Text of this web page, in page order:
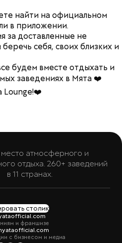
найти на официальном
в приложении.
за доставленные не
себя, своих близких и
будем вместе отдыхать и
заведениях в Мята ❤️
Lounge!❤️
атмосферного и
отдыха. 260+ заведений
в 11 странах.
столик
и франшизе
с бизнесом и медиа